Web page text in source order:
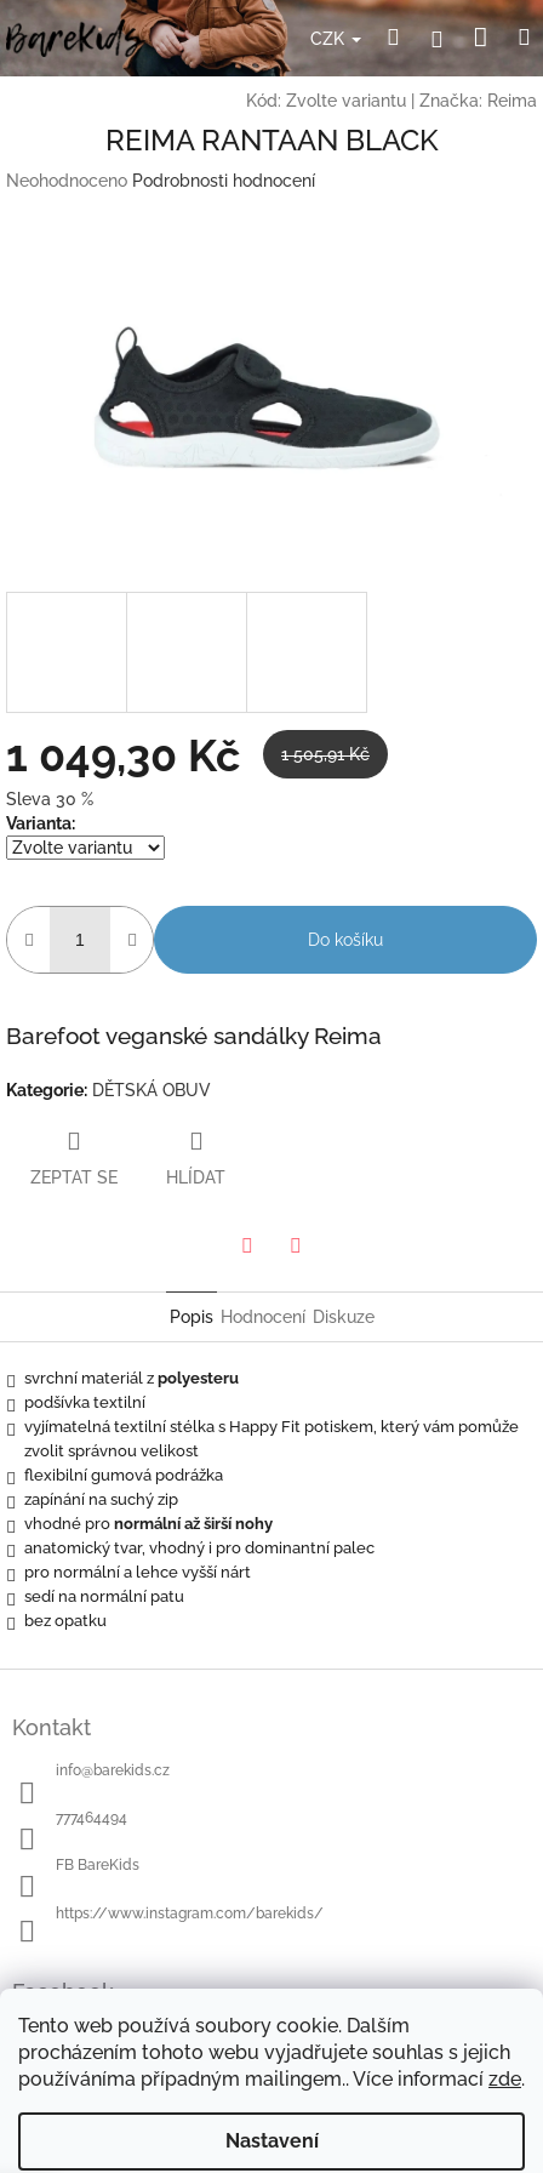
Tento web používá soubory cookie. Dalším
procházením tohoto webu vyjadřujete souhlas s jejich
používáníma případným mailingem.. Více informací zde.
Nastavení
Přejít
na
obsah
CZK HledatPřihlášení
Kód: Zvolte variantu Značka: Reima
REIMA RANTAAN BLACK
Průměrné
Neohodnoceno Podrobnosti hodnocení
1 049,30 Kč 1 505,91 Kč
Sleva 30 %
Měrná
cena:
Varianta:
Do košíku
Barefoot veganské sandálky Reima
Kategorie: DĚTSKÁ OBUV
ZEPTAT SE HLÍDAT
Popis Hodnocení Diskuze
svrchní materiál zpolyesteru
podšívka textilní
vyjímatelná textilní stélka s Happy Fit potiskem, který vám pomůže
zvolit správnou velikost
flexibilní gumová podrážka
zapínání na suchý zip
vhodné pronormální až širší nohy
anatomický tvar, vhodný i pro dominantní palec
pro normální a lehce vyšší nárt
sedí na normální patu
bez opatku
Kontakt
info@barekids.cz
777464494
FB BareKids
https://www.instagram.com/barekids/
Facebook
FORMULÁŘE KE STAŽENÍ